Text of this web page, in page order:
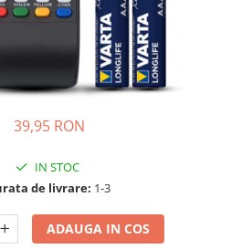
39,95 RON
IN STOC
de livrare: 1-3
ADAUGA IN COS